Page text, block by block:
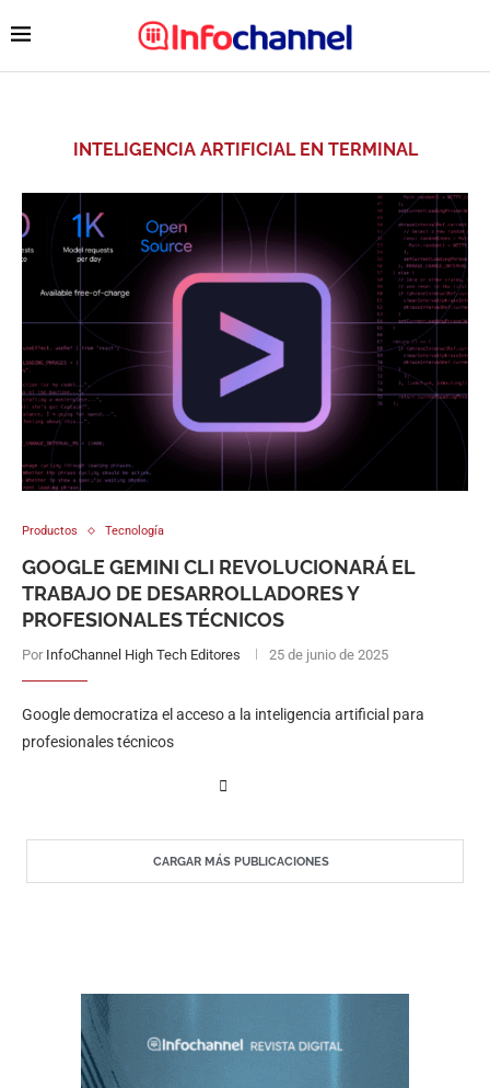
INTELIGENCIA ARTIFICIAL EN TERMINAL
Productos Tecnología
GOOGLE GEMINI CLI REVOLUCIONARÁ EL
TRABAJO DE DESARROLLADORES Y
PROFESIONALES TÉCNICOS
Por InfoChannel High Tech Editores 25 de junio de 2025
Google democratiza el acceso a la inteligencia artificial para
profesionales técnicos
CARGAR MÁS PUBLICACIONES